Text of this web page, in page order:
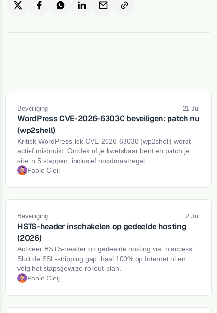
Beveiliging 21 Jul
WordPress CVE-2026-63030 beveiligen: patch nu
(wp2shell)
Kritiek WordPress-lek CVE-2026-63030 (wp2shell) wordt
actief misbruikt. Ontdek of je kwetsbaar bent en patch je
site in 5 stappen, inclusief noodmaatregel.
Pablo Cleij
Beveiliging 2 Jul
HSTS-header inschakelen op gedeelde hosting
(2026)
Activeer HSTS-header op gedeelde hosting via .htaccess.
Sluit de SSL-stripping gap, haal 100% op Internet.nl en
volg het stapsgewijze rollout-plan.
Pablo Cleij